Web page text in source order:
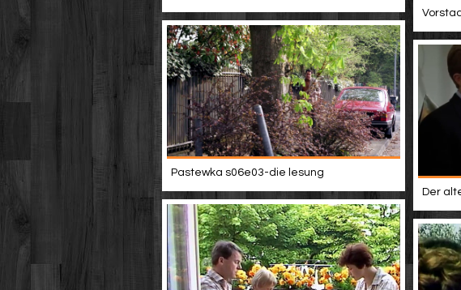
Pastewka s06e03-die lesung
Der